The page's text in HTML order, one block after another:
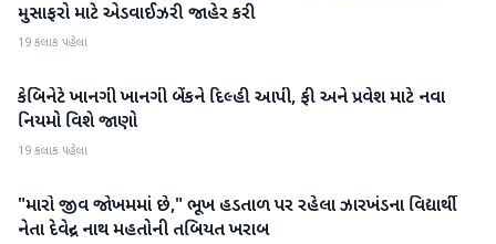
મુસાફરો માટે એડવાઈઝરી જાહેર કરી
19 કલાક પહેલા
રાષ્ટ્રીય
કેબિનેટે ખાનગી ખાનગી બેંકને દિલ્હી આપી, ફી અને પ્રવેશ માટે નવા
નિયમો વિશે જાણો
19 કલાક પહેલા
રાષ્ટ્રીય
"મારો જીવ જોખમમાં છે," ભૂખ હડતાળ પર રહેલા ઝારખંડના વિદ્યાર્થી
નેતા દેવેન્દ્ર નાથ મહતોની તબિયત ખરાબ